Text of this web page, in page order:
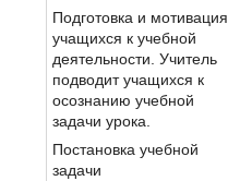
Подготовка и мотивация
учащихся к учебной
деятельности. Учитель
подводит учащихся к
осознанию учебной
задачи урока.
Постановка учебной
задачи